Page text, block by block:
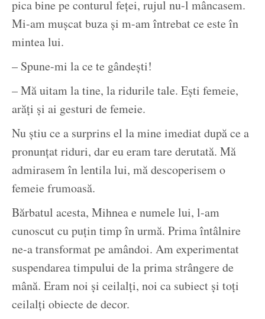
pica bine pe conturul feței, rujul nu-l mâncasem.
Mi-am mușcat buza și m-am întrebat ce este în
mintea lui.
– Spune-mi la ce te gândești!
– Mă uitam la tine, la ridurile tale. Ești femeie,
arăți și ai gesturi de femeie.
Nu știu ce a surprins el la mine imediat după ce a
pronunțat riduri, dar eu eram tare derutată. Mă
admirasem în lentila lui, mă descoperisem o
femeie frumoasă.
Bărbatul acesta, Mihnea e numele lui, l-am
cunoscut cu puțin timp în urmă. Prima întâlnire
ne-a transformat pe amândoi. Am experimentat
suspendarea timpului de la prima strângere de
mână. Eram noi și ceilalți, noi ca subiect și toți
ceilalți obiecte de decor.